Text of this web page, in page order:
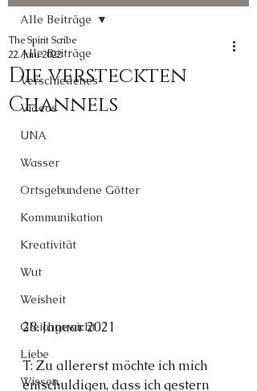
Alle Beiträge
Verschiedenes
Videos
UNA
Wasser
Ortsgebundene Götter
Kommunikation
Kreativität
Wut
Weisheit
Gleichgewicht
Liebe
Wissen
Alle Beiträge
Die versteckten
Channels
The Spirit Scribe
22. Juni 2022
28. Januar 2021
T: Zu allererst möchte ich mich
entschuldigen, dass ich gestern